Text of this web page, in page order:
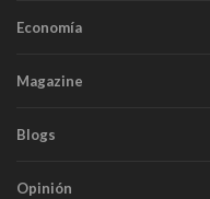
Economía
Magazine
Blogs
Opinión